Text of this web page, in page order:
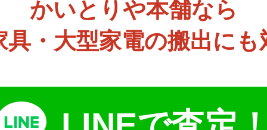
かいとりや本舗なら
具・大型家電の搬出にも